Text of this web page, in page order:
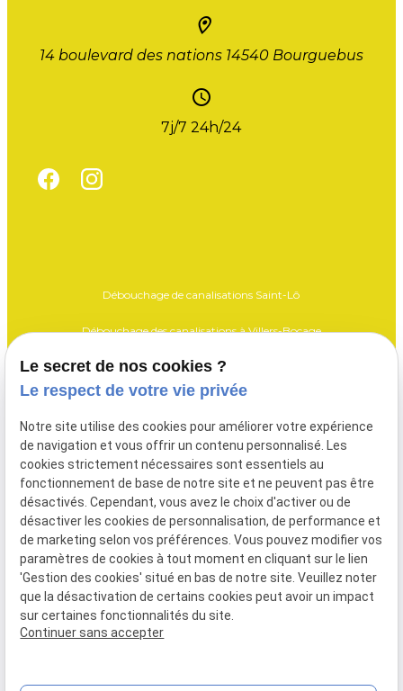
14 boulevard des nations 14540 Bourguebus
7j/7 24h/24
Débouchage de canalisations Saint-Lô
Débouchage des canalisations à Villers-Bocage
Débouchage des canalisations Vire
Vidange fosse Saint-Lô
Vidange fosse Villers-Bocage
SIRET :
89217159600018
Mentions légales
Politique de
Plan
Le secret de nos cookies ?
Le respect de votre vie privée
Notre site utilise des cookies pour améliorer votre expérience
de navigation et vous offrir un contenu personnalisé. Les
cookies strictement nécessaires sont essentiels au
fonctionnement de base de notre site et ne peuvent pas être
désactivés. Cependant, vous avez le choix d'activer ou de
désactiver les cookies de personnalisation, de performance et
de marketing selon vos préférences. Vous pouvez modifier vos
paramètres de cookies à tout moment en cliquant sur le lien
'Gestion des cookies' situé en bas de notre site. Veuillez noter
que la désactivation de certains cookies peut avoir un impact
sur certaines fonctionnalités du site.
Continuer sans accepter